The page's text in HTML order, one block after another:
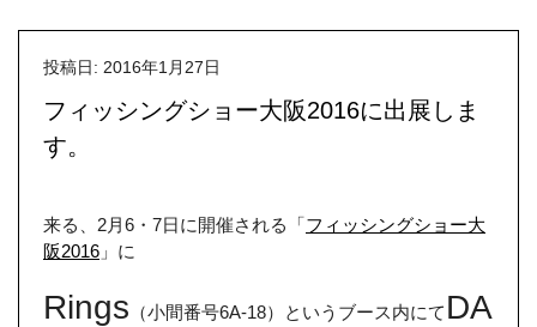
投稿日: 2016年1月27日
フィッシングショー大阪2016に出展しま
す。
来る、2月6・7日に開催される「フィッシングショー大
阪2016 」に
Rings （小間番号6A-18）というブース内にて DA